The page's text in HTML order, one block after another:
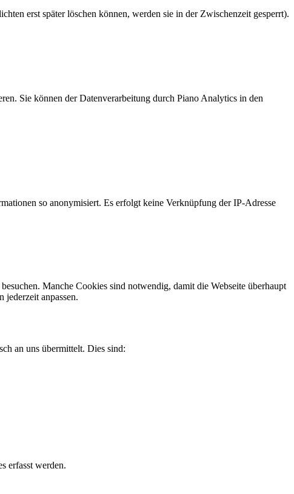
erst später löschen können, werden sie in der Zwischenzeit gesperrt).
Sie können der Datenverarbeitung durch Piano Analytics in den
so anonymisiert. Es erfolgt keine Verknüpfung der IP-Adresse
Manche Cookies sind notwendig, damit die Webseite überhaupt
anpassen.
an uns übermittelt. Dies sind:
erfasst werden.